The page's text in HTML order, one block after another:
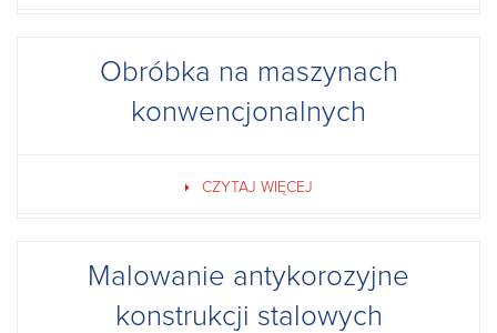
Obróbka na maszynach
konwencjonalnych
CZYTAJ WIĘCEJ
Malowanie antykorozyjne
konstrukcji stalowych